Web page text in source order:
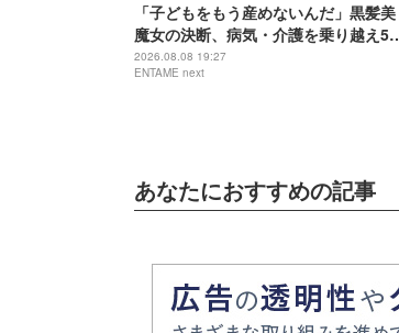
「子どもをもう産めないんだ」黒髪美
魔女の決断、病気・介護を乗り越え56
歳で“おばあちゃん”に
2026.08.08 19:27
ENTAME next
あなたにおすすめの記事